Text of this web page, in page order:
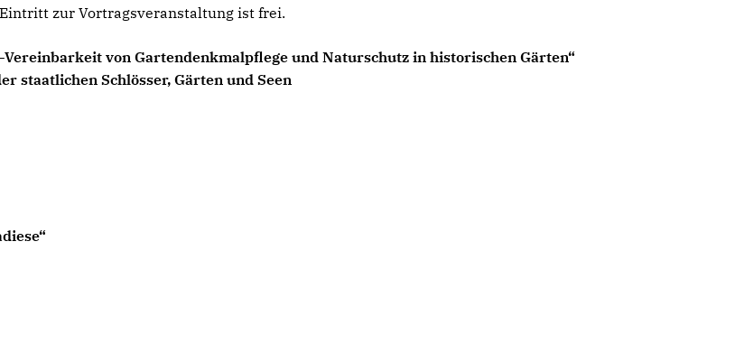
zur Vortragsveranstaltung ist frei.
von Gartendenkmalpflege und Naturschutz in historischen Gärten“
staatlichen Schlösser, Gärten und Seen